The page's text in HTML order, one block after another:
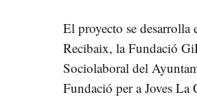
El proyecto se
Recibaix, la Fundació
Sociolaboral del
Fundació per a Joves